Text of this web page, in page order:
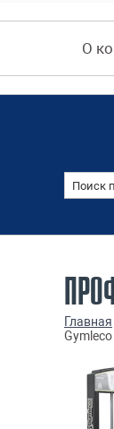
О
Главная